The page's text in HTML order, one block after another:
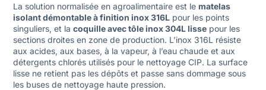
La solution normalisée en agroalimentaire est le matelas
isolant démontable à finition inox 316Lpour les points
singuliers, et la coquille avec tôle inox 304L lissepour les
sections droites en zone de production. L’inox 316L résiste
aux acides, aux bases, à la vapeur, à l’eau chaude et aux
détergents chlorés utilisés pour le nettoyage CIP. La surface
lisse ne retient pas les dépôts et passe sans dommage sous
les buses de nettoyage haute pression.